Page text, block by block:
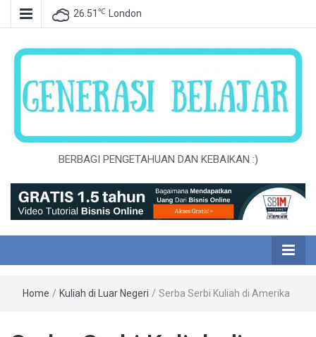
26.51 ℃ London
BERBAGI PENGETAHUAN DAN KEBAIKAN :)
Home / Kuliah di Luar Negeri / Serba Serbi Kuliah di Amerika